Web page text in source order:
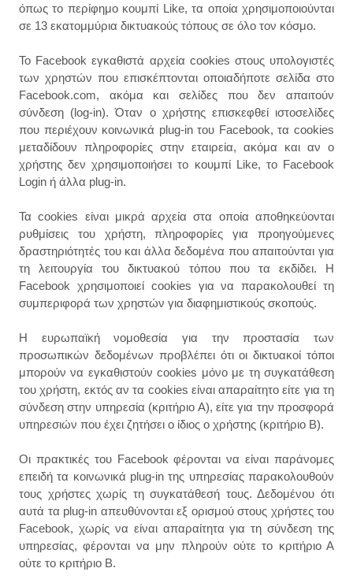
όπως το περίφημο κουμπί Like, τα οποία χρησιμοποιούνται
σε 13 εκατομμύρια δικτυακούς τόπους σε όλο τον κόσμο.
Το Facebook εγκαθιστά αρχεία cookies στους υπολογιστές
των χρηστών που επισκέπτονται οποιαδήποτε σελίδα στο
Facebook.com, ακόμα και σελίδες που δεν απαιτούν
σύνδεση (log-in). Όταν ο χρήστης επισκεφθεί ιστοσελίδες
που περιέχουν κοινωνικά plug-in του Facebook, τα cookies
μεταδίδουν πληροφορίες στην εταιρεία, ακόμα και αν ο
χρήστης δεν χρησιμοποιήσει το κουμπί Like, το Facebook
Login ή άλλα plug-in.
Τα cookies είναι μικρά αρχεία στα οποία αποθηκεύονται
ρυθμίσεις του χρήστη, πληροφορίες για προηγούμενες
δραστηριότητές του και άλλα δεδομένα που απαιτούνται για
τη λειτουργία του δικτυακού τόπου που τα εκδίδει. Η
Facebook χρησιμοποιεί cookies για να παρακολουθεί τη
συμπεριφορά των χρηστών για διαφημιστικούς σκοπούς.
Η ευρωπαϊκή νομοθεσία για την προστασία των
προσωπικών δεδομένων προβλέπει ότι οι δικτυακοί τόποι
μπορούν να εγκαθιστούν cookies μόνο με τη συγκατάθεση
του χρήστη, εκτός αν τα cookies είναι απαραίτητο είτε για τη
σύνδεση στην υπηρεσία (κριτήριο Α), είτε για την προσφορά
υπηρεσιών που έχει ζητήσει ο ίδιος ο χρήστης (κριτήριο Β).
Οι πρακτικές του Facebook φέρονται να είναι παράνομες
επειδή τα κοινωνικά plug-in της υπηρεσίας παρακολουθούν
τους χρήστες χωρίς τη συγκατάθεσή τους. Δεδομένου ότι
αυτά τα plug-in απευθύνονται εξ ορισμού στους χρήστες του
Facebook, χωρίς να είναι απαραίτητα για τη σύνδεση της
υπηρεσίας, φέρονται να μην πληρούν ούτε το κριτήριο Α
ούτε το κριτήριο Β.